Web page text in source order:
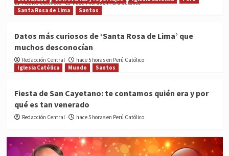
Medios Católicos hace 4 horas en Perú Católico
Santa Rosa de Lima
Santos
Datos más curiosos de ‘Santa Rosa de Lima’ que
muchos desconocían
Redacción Central
hace 5 horas en Perú Católico
Iglesia Católica
Mundo Santos
Fiesta de San Cayetano: te contamos quién era y por
qué es tan venerado
Redacción Central hace 5 horas en Perú Católico